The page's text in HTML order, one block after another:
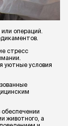
операций.
стресс
уютные условия
животного, а